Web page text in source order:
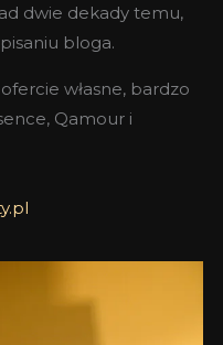
dwie dekady temu,
bloga.
własne, bardzo
Qamour i